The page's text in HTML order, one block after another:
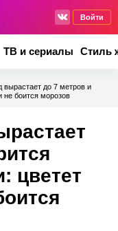
Войти
ТВ и сериалы Стиль
вырастает до 7 метров и
не боится морозов
цветет